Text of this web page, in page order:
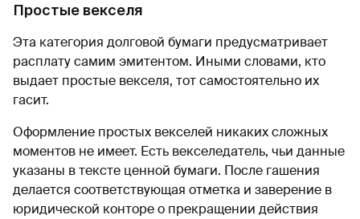
Простые векселя
Эта категория долговой бумаги предусматривает
расплату самим эмитентом. Иными словами, кто
выдает простые векселя, тот самостоятельно их
гасит.
Оформление простых векселей никаких сложных
моментов не имеет. Есть векселедатель, чьи данные
указаны в тексте ценной бумаги. После гашения
делается соответствующая отметка и заверение в
юридической конторе о прекращении действия